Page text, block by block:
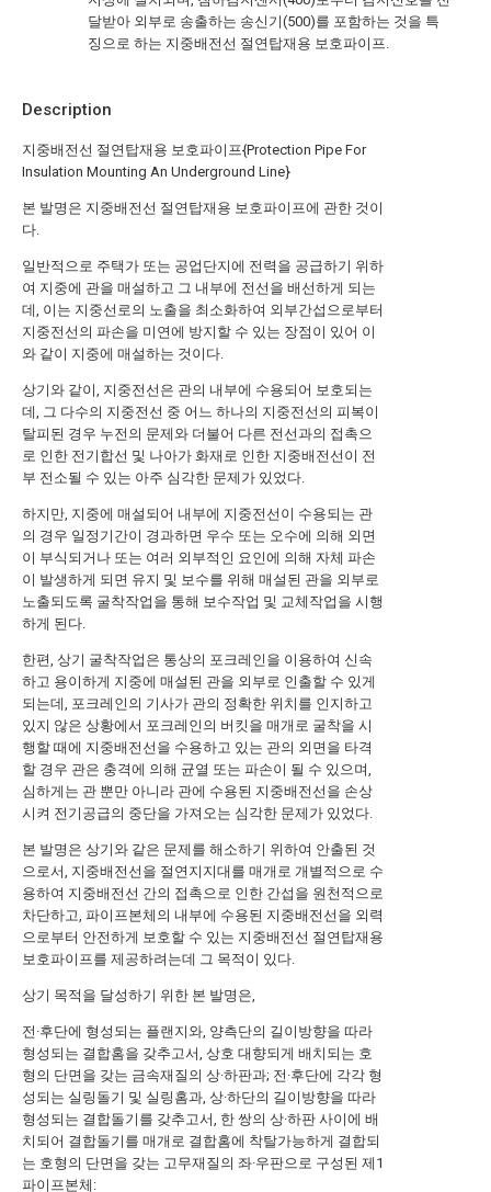
Description
지중배전선 절연탑재용 보호파이프{Protection Pipe For
Insulation Mounting An Underground Line}
본 발명은 지중배전선 절연탑재용 보호파이프에 관한 것이
다.
일반적으로 주택가 또는 공업단지에 전력을 공급하기 위하
여 지중에 관을 매설하고 그 내부에 전선을 배선하게 되는
데, 이는 지중선로의 노출을 최소화하여 외부간섭으로부터
지중전선의 파손을 미연에 방지할 수 있는 장점이 있어 이
와 같이 지중에 매설하는 것이다.
상기와 같이, 지중전선은 관의 내부에 수용되어 보호되는
데, 그 다수의 지중전선 중 어느 하나의 지중전선의 피복이
탈피된 경우 누전의 문제와 더불어 다른 전선과의 접촉으
로 인한 전기합선 및 나아가 화재로 인한 지중배전선이 전
부 전소될 수 있는 아주 심각한 문제가 있었다.
하지만, 지중에 매설되어 내부에 지중전선이 수용되는 관
의 경우 일정기간이 경과하면 우수 또는 오수에 의해 외면
이 부식되거나 또는 여러 외부적인 요인에 의해 자체 파손
이 발생하게 되면 유지 및 보수를 위해 매설된 관을 외부로
노출되도록 굴착작업을 통해 보수작업 및 교체작업을 시행
하게 된다.
한편, 상기 굴착작업은 통상의 포크레인을 이용하여 신속
하고 용이하게 지중에 매설된 관을 외부로 인출할 수 있게
되는데, 포크레인의 기사가 관의 정확한 위치를 인지하고
있지 않은 상황에서 포크레인의 버킷을 매개로 굴착을 시
행할 때에 지중배전선을 수용하고 있는 관의 외면을 타격
할 경우 관은 충격에 의해 균열 또는 파손이 될 수 있으며,
심하게는 관 뿐만 아니라 관에 수용된 지중배전선을 손상
시켜 전기공급의 중단을 가져오는 심각한 문제가 있었다.
본 발명은 상기와 같은 문제를 해소하기 위하여 안출된 것
으로서, 지중배전선을 절연지지대를 매개로 개별적으로 수
용하여 지중배전선 간의 접촉으로 인한 간섭을 원천적으로
차단하고, 파이프본체의 내부에 수용된 지중배전선을 외력
으로부터 안전하게 보호할 수 있는 지중배전선 절연탑재용
보호파이프를 제공하려는데 그 목적이 있다.
상기 목적을 달성하기 위한 본 발명은,
전·후단에 형성되는 플랜지와, 양측단의 길이방향을 따라
형성되는 결합홈을 갖추고서, 상호 대향되게 배치되는 호
형의 단면을 갖는 금속재질의 상·하판과; 전·후단에 각각 형
성되는 실링돌기 및 실링홈과, 상·하단의 길이방향을 따라
형성되는 결합돌기를 갖추고서, 한 쌍의 상·하판 사이에 배
치되어 결합돌기를 매개로 결합홈에 착탈가능하게 결합되
는 호형의 단면을 갖는 고무재질의 좌·우판으로 구성된 제1
파이프본체:
달받아 외부로 송출하는 송신기(500)를 포함하는 것을 특
징으로 하는 지중배전선 절연탑재용 보호파이프.